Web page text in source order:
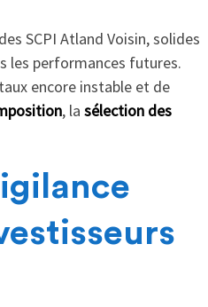
SCPI Atland Voisin, solides
les performances futures.
encore instable et de
, la sélection des